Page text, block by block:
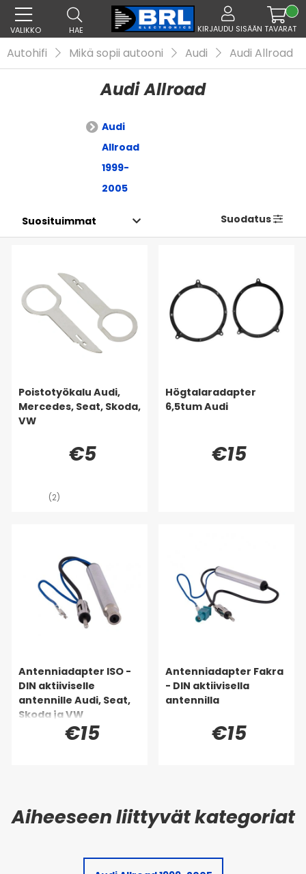
VALIKKO HAE KIRJAUDU SISÄÄN TAVARAT
Autohifi Mikä sopii autooni Audi Audi Allroad
Audi Allroad
Audi
Allroad
1999-
2005
Suodatus
Poistotyökalu Audi,
Mercedes, Seat, Skoda,
VW
€5
(2)
Högtalaradapter
6,5tum Audi
€15
Antenniadapter ISO -
DIN aktiiviselle
antennille Audi, Seat,
Skoda ja VW
€15
Antenniadapter Fakra
- DIN aktiivisella
antennilla
€15